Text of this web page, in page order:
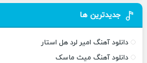
جدیدترین ها
دانلود آهنگ امیر لرد هل استار
دانلود آهنگ میث ماسک